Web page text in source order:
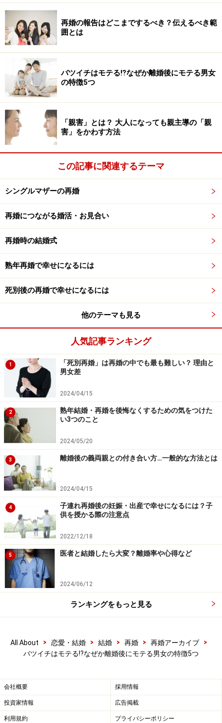
での生活を振り返り、自分なりに自己分析や反省をして
いるはずです。次の結婚ではこうしようという分析が活
かされてくるので、気遣いや優しさなど、結婚生活に欠
かすことのできない部分がしっかり補われていると思い
ます。
バツイチがモテる理由3. 落ち着きがあり肝
が据わっている
離婚という修羅場をくぐったことで、多少のことでは動
揺しなくなります。肝が据わったというか、女性として
の強さ、男性としてのたくましさが強くなるので、物事
に動じなくなるのです。バツイチの場合は、初婚の人よ
りも年齢が高くなるので、恋愛や結婚以外での経験値か
バツイチがモテる理由4. 異性の扱いが上手
い
離婚を経験した男性は、女性の気持ちをくみとって、上手に
つきあっていく
男女ともに、ひとりの異性と一生添い遂げようとした経
験があることで人間的に成長します。さらに、離婚を経
験すれば、お互いや家族も交えて深く話し合い、人生に
おいて大きな決断をすることになります。それゆえに、
バツイチの人は相手の気持ちを汲み取るのが比較的上手
になります。とくにバツイチの男性は、独身男性に比べ
て女性の扱いにたけている傾向があります。やはり、辛
い経験から学んだことが多いのでしょう。女性を優先し
た考え方を持っている人が多くみられます。
がある
題視されないことも多いですが、「次は失敗できない」
という気持ちが強くなっています。バツイチの場合は、
初婚の人よりも年齢が高いことが多いのも理由の一つで
再婚の報告はどこまでするべき？伝えるべき範
囲とは
バツイチはモテる⁉︎なぜか離婚後にモテる男女
の特徴5つ
「親害」とは？ 大人になっても親主導の「親
害」をかわす方法
この記事に関連するテーマ
シングルマザーの再婚
再婚につながる婚活・お見合い
再婚時の結婚式
熟年再婚で幸せになるには
死別後の再婚で幸せになるには
他のテーマも見る
人気記事ランキング
1
「死別再婚」は再婚の中でも最も難しい？ 理由と
男女差
2024/04/15
2
熟年結婚・再婚を後悔なくするための気をつけた
い3つのこと
2024/05/20
3 離婚後の義両親との付き合い方…一般的な方法とは
2024/04/15
4
子連れ再婚後の妊娠・出産で幸せになるには？子
供を授かる際の注意点
2022/12/18
5 医者と結婚したら大変？離婚率や心得など
2024/06/12
ランキングをもっと見る
All About > 恋愛・結婚 > 結婚 > 再婚 > 再婚アーカイブ
>
バツイチはモテる⁉︎なぜか離婚後にモテる男女の特徴5つ
会社概要 採用情報
投資家情報 広告掲載
利用規約 プライバシーポリシー